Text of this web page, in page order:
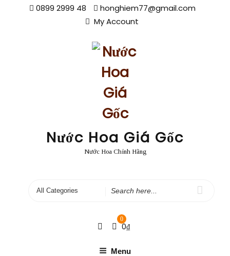
0899 2999 48
honghiem77@gmail.com
My Account
Nước Hoa Giá Gốc
Nước Hoa Chính Hãng
Search
0
0₫
Menu